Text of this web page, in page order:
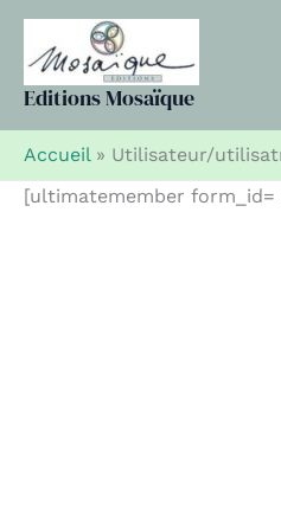
Aller
contenu
Editions Mosaïque
Accueil» Utilisateur/
[ultimatemember form_id=